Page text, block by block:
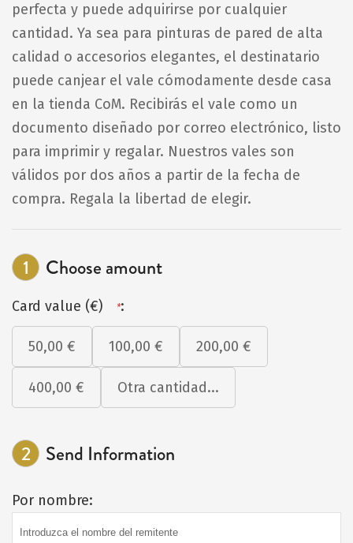
perfecta y puede adquirirse por cualquier
cantidad. Ya sea para pinturas de pared de alta
calidad o accesorios elegantes, el destinatario
puede canjear el vale cómodamente desde casa
en la tienda CoM. Recibirás el vale como un
documento diseñado por correo electrónico, listo
para imprimir y regalar. Nuestros vales son
válidos por dos años a partir de la fecha de
compra. Regala la libertad de elegir.
1 Choose amount
Card value (€) *:
50,00 € 100,00 € 200,00 €
400,00 € Otra cantidad...
2 Send Information
Por nombre: